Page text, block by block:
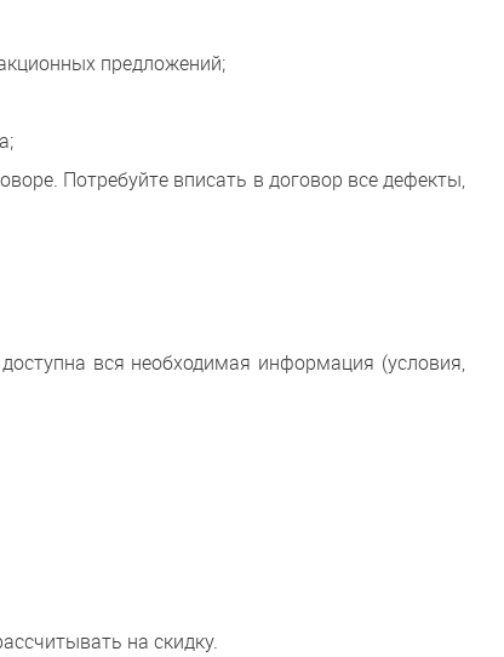
предложений;
Потребуйте вписать в договор все дефекты,
вся необходимая информация (условия,
на скидку.